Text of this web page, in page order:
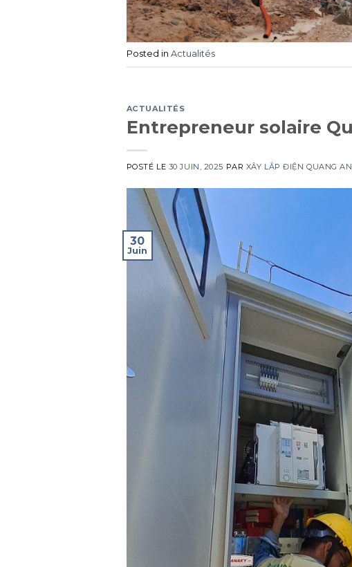
Posted in Actualités
ACTUALITÉS
Entrepreneur solaire
POSTÉ LE 30 JUIN, 2025 PAR XÂY LẮP ĐIỆN QUANG
30
Juin